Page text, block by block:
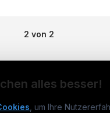
2 von 2
alles besser!
, um Ihre